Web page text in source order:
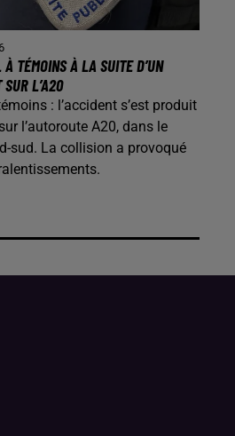
À TÉMOINS À LA SUITE D’UN
SUR L’A20
: l’accident s’est produit
l’autoroute A20, dans le
sud. La collision a provoqué